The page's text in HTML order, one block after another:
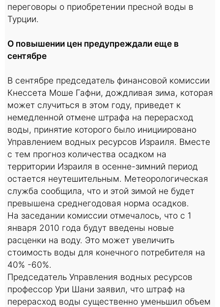
переговоры о приобретении пресной воды в
Турции.
О повышении цен предупреждали еще в
сентябре
В сентябре председатель финансовой комиссии
Кнессета Моше Гафни, дождливая зима, которая
может случиться в этом году, приведет к
немедленной отмене штрафа на перерасход
воды, принятие которого было инициировано
Управлением водных ресурсов Израиля. Вместе
с тем прогноз количества осадком на
территории Израиля в осенне-зимний период
остается неутешительным. Метеорологическая
служба сообщила, что и этой зимой не будет
превышена среднегодовая норма осадков.
На заседании комиссии отмечалось, что с 1
января 2010 года будут введены новые
расценки на воду. Это может увеличить
стоимость воды для конечного потребителя на
40% -60%.
Председатель Управления водных ресурсов
профессор Ури Шани заявил, что штраф на
перерасход воды существенно уменьшил объем